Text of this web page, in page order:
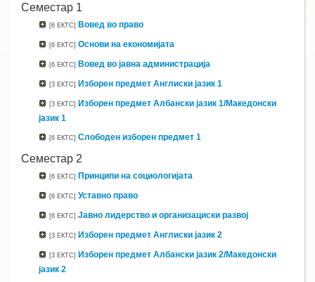
Семестар 1
[6 ЕКТС] Вовед во право
[6 ЕКТС] Основи на економијата
[6 ЕКТС] Вовед во јавна администрација
[3 ЕКТС] Изборен предмет Англиски јазик 1
[3 ЕКТС]
Изборен предмет Албански јазик 1/Македонски
јазик 1
[6 ЕКТС] Слободен изборен предмет 1
Семестар 2
[6 ЕКТС] Принципи на социологијата
[6 ЕКТС] Уставно право
[6 ЕКТС] Јавно лидерство и организациски развој
[3 ЕКТС] Изборен предмет Англиски јазик 2
[3 ЕКТС]
Изборен предмет Албански јазик 2/Македонски
јазик 2